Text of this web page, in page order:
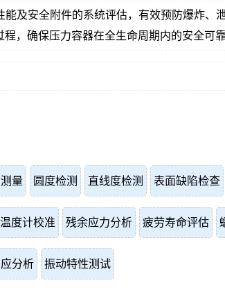
及安全附件的系统评估，有效预防爆炸、
，确保压力容器在全生命周期内的安全可靠
量 圆度检测 直线度检测 表面缺陷检查
温度计校准 残余应力分析 疲劳寿命评估
分析 振动特性测试